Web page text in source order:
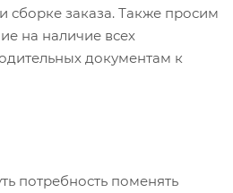
сборке заказа. Также просим
на наличие всех
документам к
потребность поменять